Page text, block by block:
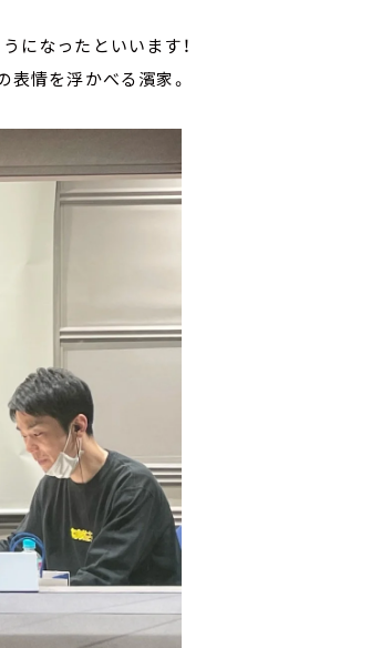
になったといいます！
表情を浮かべる濱家。